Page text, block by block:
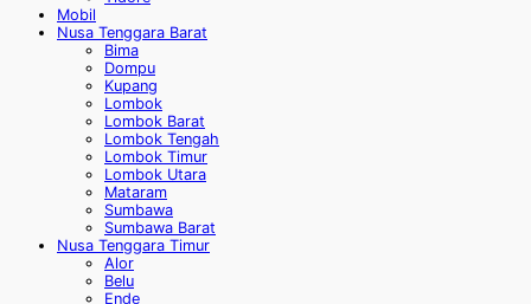
Mobil
Nusa Tenggara Barat
Bima
Dompu
Kupang
Lombok
Lombok Barat
Lombok Tengah
Lombok Timur
Lombok Utara
Mataram
Sumbawa
Sumbawa Barat
Nusa Tenggara Timur
Alor
Belu
Ende